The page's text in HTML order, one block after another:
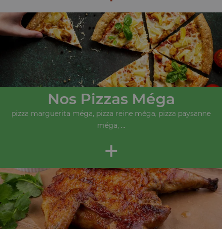
Nos Pizzas Méga
pizza marguerita méga, pizza reine méga, pizza paysanne
méga, ...
+